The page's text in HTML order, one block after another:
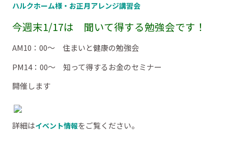
ハルクホーム様・お正月アレンジ講習会
今週末1/17は 聞いて得する勉強会です！
AM10：00～ 住まいと健康の勉強会
PM14：00～ 知って得するお金のセミナー
開催します
詳細はイベント情報をご覧ください。